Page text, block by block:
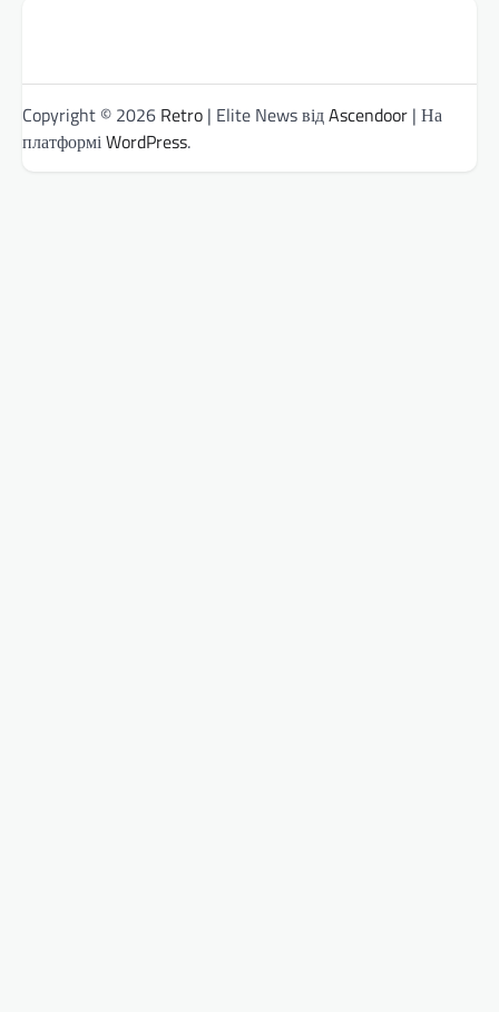
Copyright © 2026 Retro | Elite News відAscendoor | На
платформіWordPress.